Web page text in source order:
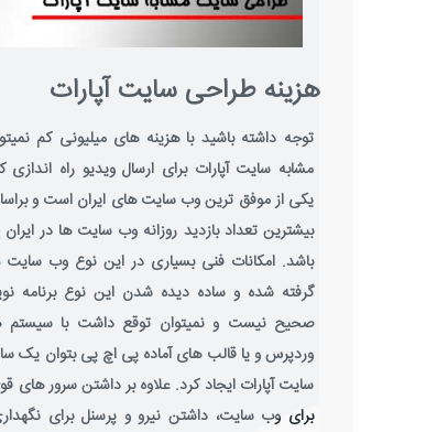
هزینه طراحی سایت آپارات
توجه داشته باشید با هزینه های میلیونی کم
مشابه سایت آپارات برای ارسال ویدیو راه اندازی
یکی از موفق ترین وب سایت های ایران است و
بیشترین تعداد بازدید روزانه وب سایت ها در ایران
باشد. امکانات فنی بسیاری در این نوع وب سایت
گرفته شده و ساده دیده شدن این نوع برنامه
صحیح نیست و نمیتوان توقع داشت با سیستم
وردپرس و یا قالب های آماده پی اچ پی بتوان یک
سایت آپارات ایجاد کرد. علاوه بر داشتن سرور
برای وب سایت، داشتن نیرو و پرسنل برای